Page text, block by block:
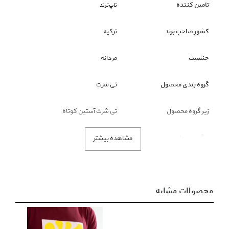
مشاهده بیشتر
تامین کننده تاپ‌ترند
کشور صاحب برند ترکیه
جنسیت مردانه
گروه بندی محصول تی شرت
زیر گروه محصول تی شرت آستین کوتاه
سبز
محصولات مشابه